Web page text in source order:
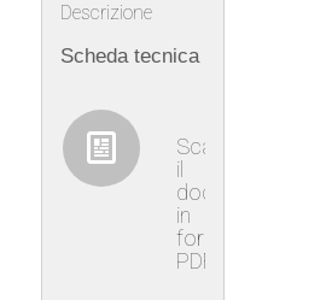
Descrizione
Scheda tecnica
Scaricare
il
documento
in
formato
PDF